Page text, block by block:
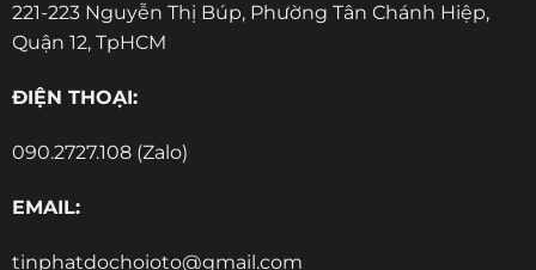
221-223 Nguyễn Thị Búp, Phường Tân Chánh Hiệp,
Quận 12, TpHCM
ĐIỆN THOẠI:
090.2727.108 (Zalo)
EMAIL:
tinphatdochoioto@gmail.com